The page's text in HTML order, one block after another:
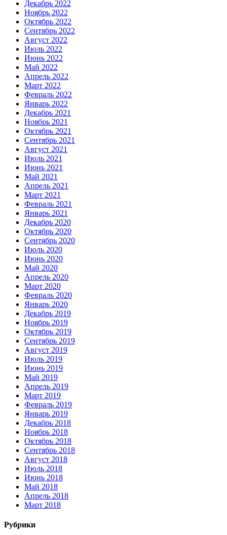
Декабрь 2022
Ноябрь 2022
Октябрь 2022
Сентябрь 2022
Август 2022
Июль 2022
Июнь 2022
Май 2022
Апрель 2022
Март 2022
Февраль 2022
Январь 2022
Декабрь 2021
Ноябрь 2021
Октябрь 2021
Сентябрь 2021
Август 2021
Июль 2021
Июнь 2021
Май 2021
Апрель 2021
Март 2021
Февраль 2021
Январь 2021
Декабрь 2020
Октябрь 2020
Сентябрь 2020
Июль 2020
Июнь 2020
Май 2020
Апрель 2020
Март 2020
Февраль 2020
Январь 2020
Декабрь 2019
Ноябрь 2019
Октябрь 2019
Сентябрь 2019
Август 2019
Июль 2019
Июнь 2019
Май 2019
Апрель 2019
Март 2019
Февраль 2019
Январь 2019
Декабрь 2018
Ноябрь 2018
Октябрь 2018
Сентябрь 2018
Август 2018
Июль 2018
Июнь 2018
Май 2018
Апрель 2018
Март 2018
Рубрики